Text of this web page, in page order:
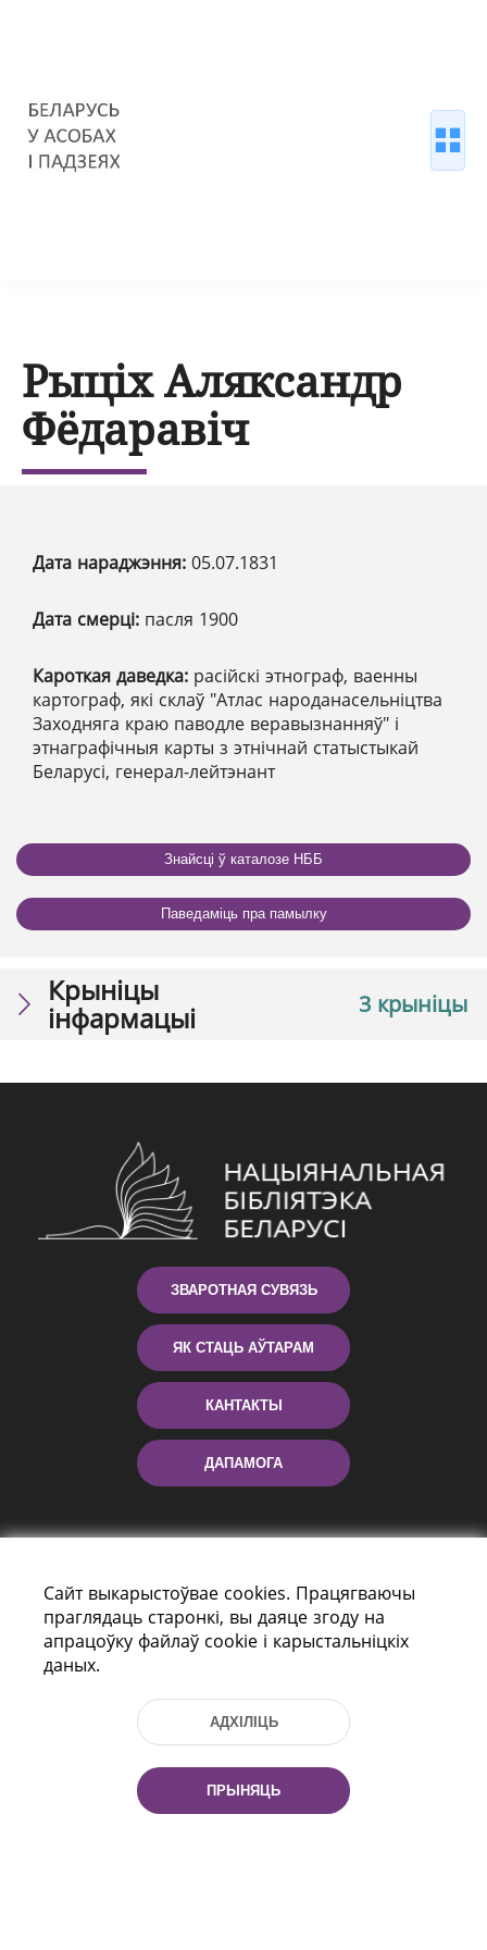
Рыціх Аляксандр
Фёдаравіч
Дата нараджэння: 05.07.1831
Дата смерці: пасля 1900
Кароткая даведка: расійскі этнограф, ваенны
картограф, які склаў "Атлас народанасельніцтва
Заходняга краю паводле веравызнанняў" і
этнаграфічныя карты з этнічнай статыстыкай
Беларусі, генерал-лейтэнант
Знайсці ў каталозе НББ
Паведаміць пра памылку
3 крыніцы
Крыніцы
інфармацыі
ЗВАРОТНАЯ СУВЯЗЬ
ЯК СТАЦЬ АЎТАРАМ
КАНТАКТЫ
ДАПАМОГА
праспект Незалежнасці 116
г. Мiнск, Рэспубліка Беларусь, 220114
Тэл.: (+375 17) 368 37 37, Факс: (+375 17)
Эл. пошта: inbox@nlb.by
Сайт выкарыстоўвае cookies. Працягваючы
праглядаць старонкі, вы даяце згоду на
апрацоўку файлаў cookie і карыстальніцкіх
даных.
АДХІЛІЦЬ
ПРЫНЯЦЬ